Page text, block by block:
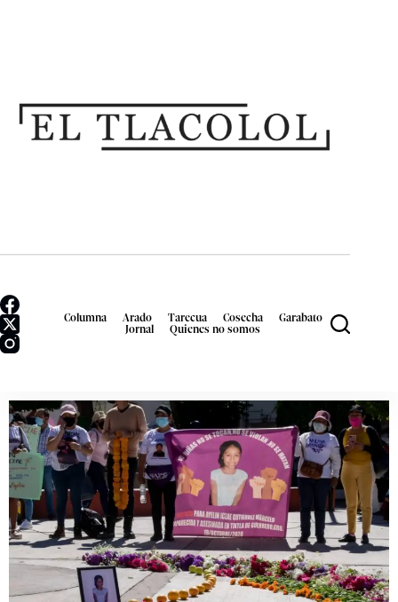
Columna Arado Tarecua Cosecha
Garabato
Jornal
Quienes no somos